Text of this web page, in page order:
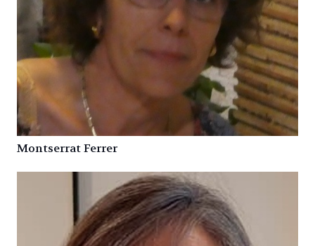
Montserrat Ferrer